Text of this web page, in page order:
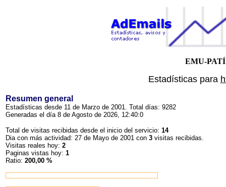
EMU-
Estadísticas para
Resumen general
Estadísticas desde 11 de Marzo de 2001. Total días: 9282
Generadas el día 8 de Agosto de 2026, 12:40:0
Total de visitas recibidas desde el inicio del servicio: 14
Dia con más actividad: 27 de Mayo de 2001 con 3 visitas recibidas.
Visitas reales hoy: 2
Paginas vistas hoy: 1
Ratio: 200,00 %